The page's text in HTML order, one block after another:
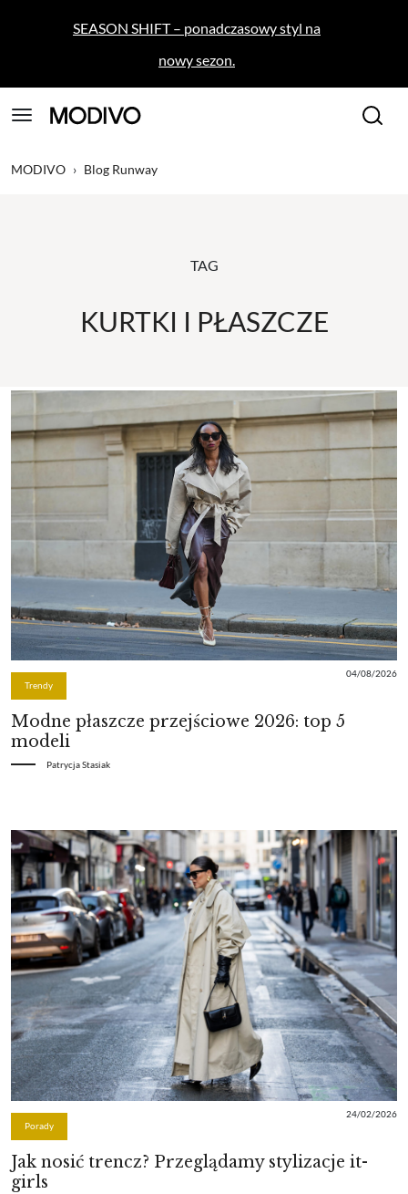
SEASON SHIFT – ponadczasowy styl na
nowy sezon.
MODIVO › Blog Runway
TAG
KURTKI I PŁASZCZE
Trendy
04/08/2026
Modne płaszcze przejściowe 2026: top 5
modeli
Patrycja Stasiak
Porady
24/02/2026
Jak nosić trencz? Przeglądamy stylizacje it-
girls